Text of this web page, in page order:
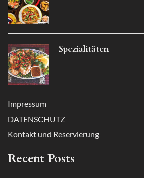
Spezialitäten
Impressum
DATENSCHUTZ
Kontakt und Reservierung
Recent Posts